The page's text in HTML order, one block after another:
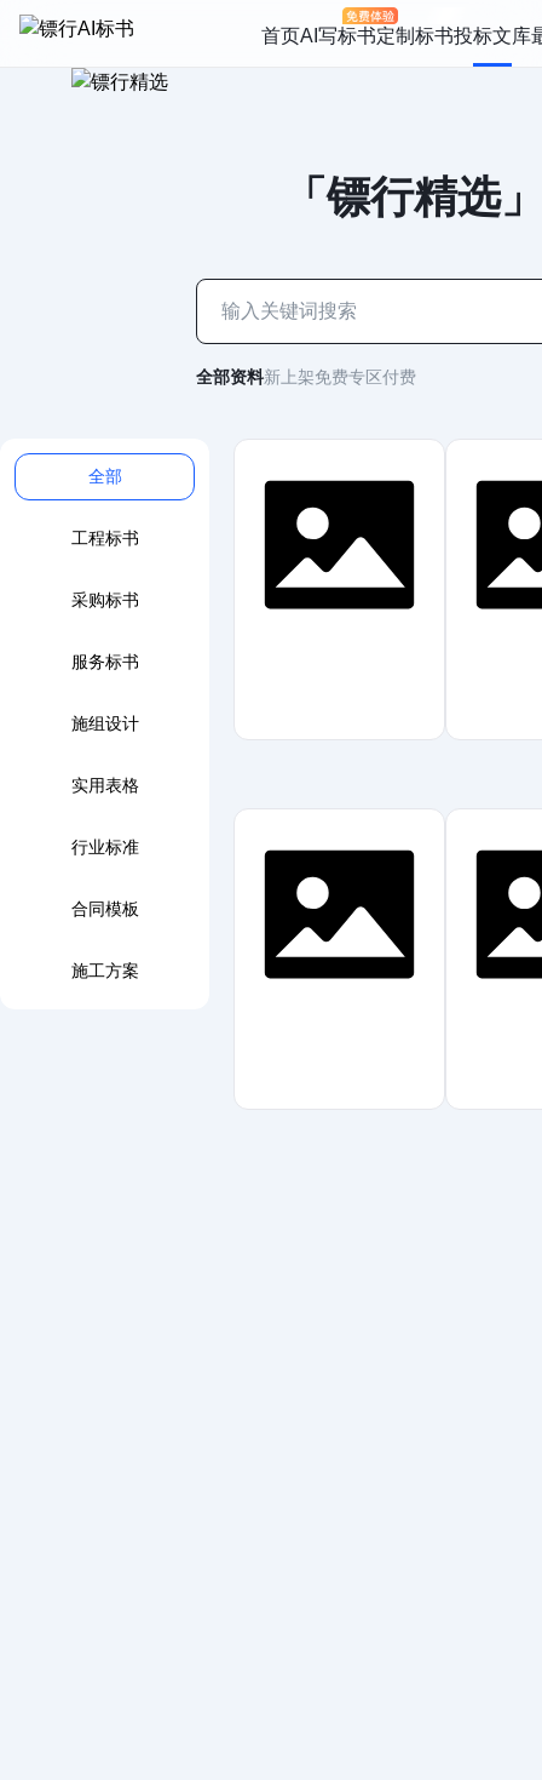
首页AI写标书定制标书投标文库
「镖行精选
全部资料新上架免费专区付费
全部
工程标书
采购标书
服务标书
施组设计
实用表格
行业标准
合同模板
施工方案